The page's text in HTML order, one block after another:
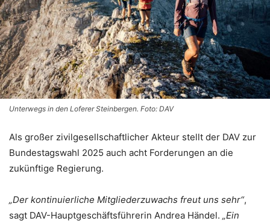
Unterwegs in den Loferer Steinbergen. Foto: DAV
Als großer zivilgesellschaftlicher Akteur stellt der DAV zur
Bundestagswahl 2025 auch acht Forderungen an die
zukünftige Regierung.
„Der kontinuierliche Mitgliederzuwachs freut uns sehr“,
sagt DAV-Hauptgeschäftsführerin Andrea Händel. „Ein